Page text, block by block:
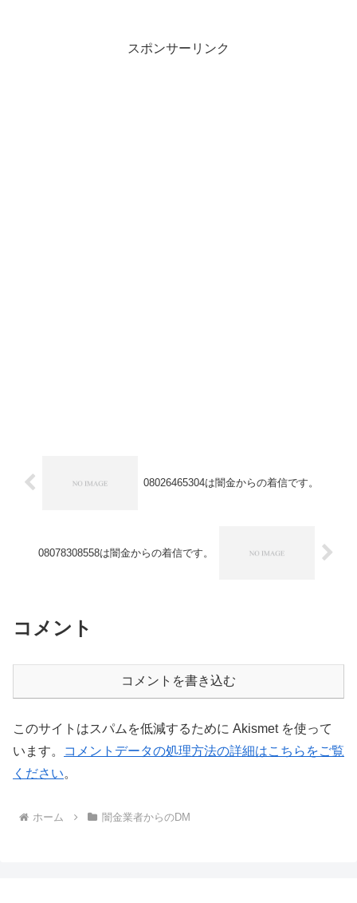
スポンサーリンク
08026465304は闇金からの着信です。
08078308558は闇金からの着信です。
コメント
コメントを書き込む
このサイトはスパムを低減するために Akismet を使って
います。
コメントデータの処理方法の詳細はこちらをご覧
ください。
ホーム 闇金業者からのDM